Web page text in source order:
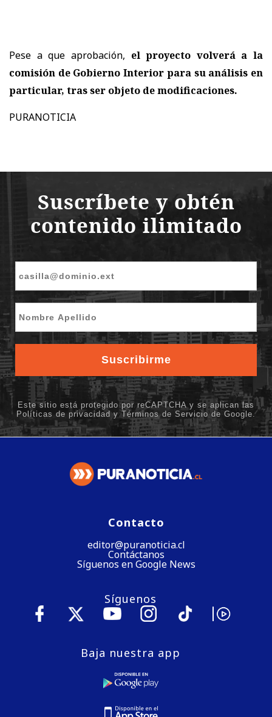
Pese a que aprobación, el proyecto volverá a la
comisión de Gobierno Interior para su análisis en
particular, tras ser objeto de modificaciones.
PURANOTICIA
Contacto
editor@puranoticia.cl
Contáctanos
Síguenos en Google News
Síguenos
Baja nuestra app